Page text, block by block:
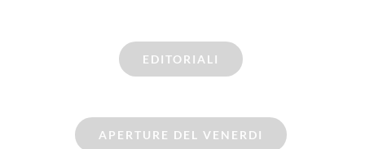
EDITORIALI
APERTURE DEL VENERDI